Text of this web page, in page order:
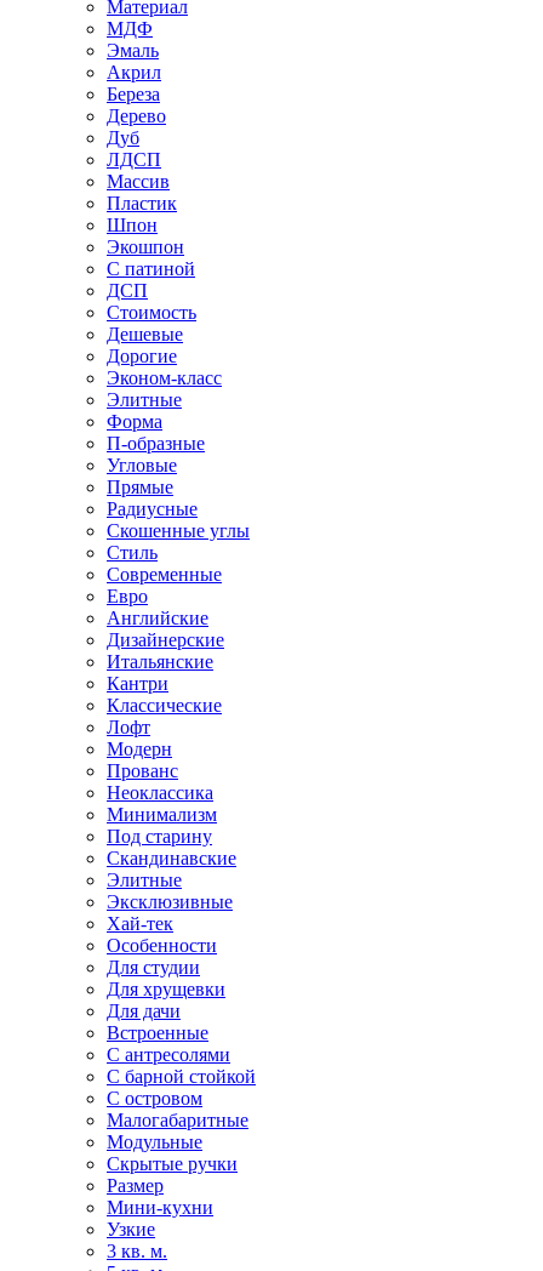
Материал
МДФ
Эмаль
Акрил
Береза
Дерево
Дуб
ЛДСП
Массив
Пластик
Шпон
Экошпон
С патиной
ДСП
Стоимость
Дешевые
Дорогие
Эконом-класс
Элитные
Форма
П-образные
Угловые
Прямые
Радиусные
Скошенные углы
Стиль
Современные
Евро
Английские
Дизайнерские
Итальянские
Кантри
Классические
Лофт
Модерн
Прованс
Неоклассика
Минимализм
Под старину
Скандинавские
Элитные
Эксклюзивные
Хай-тек
Особенности
Для студии
Для хрущевки
Для дачи
Встроенные
С антресолями
С барной стойкой
С островом
Малогабаритные
Модульные
Скрытые ручки
Размер
Мини-кухни
Узкие
3 кв. м.